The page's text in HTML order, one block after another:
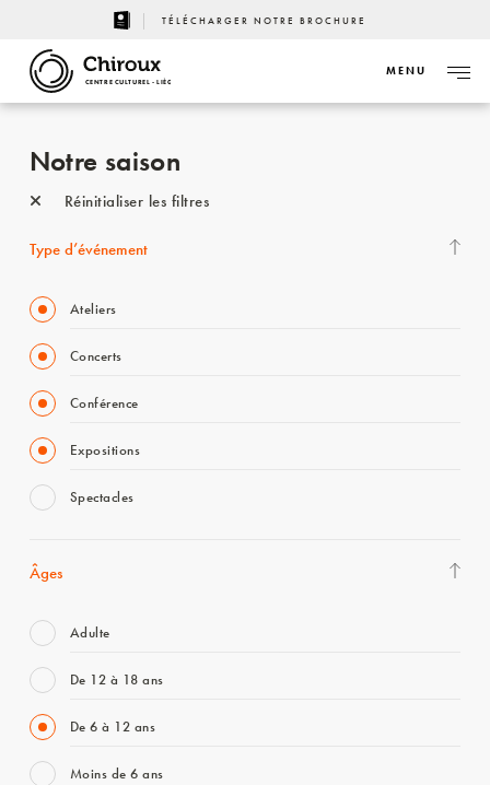
TÉLÉCHARGER NOTRE BROCHURE
CENTRE CULTUREL - LIÈGE
MENU
Notre saison
Réinitialiser les filtres
Type d’événement
Ateliers
Concerts
Conférence
Expositions
Spectacles
Âges
Adulte
De 12 à 18 ans
De 6 à 12 ans
Moins de 6 ans